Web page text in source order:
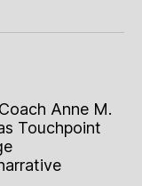
Anne M.
Touchpoint